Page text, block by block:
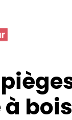
à bois